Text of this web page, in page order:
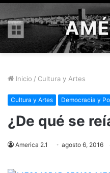
Menú
Inicio / Cultura y Artes
Cultura y Artes Democracia y
¿De qué se
America 2.1 agosto 6, 2016